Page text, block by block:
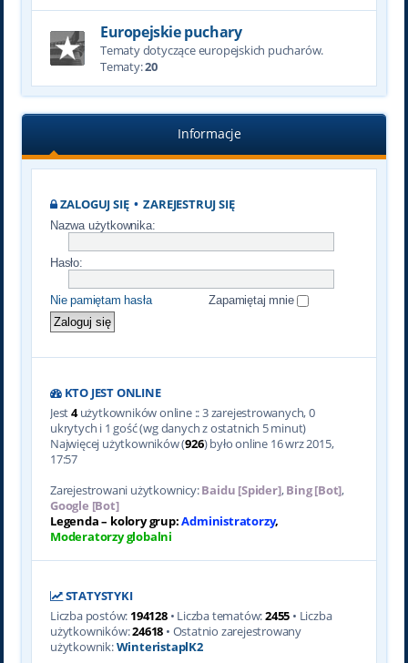
Europejskie puchary
Tematy dotyczące europejskich pucharów.
Tematy:20
Informacje
ZALOGUJ SIĘ•ZAREJESTRUJ SIĘ
Nazwa użytkownika:
Hasło:
Nie pamiętam hasła Zapamiętaj mnie
KTO JEST ONLINE
Jest4użytkowników online :: 3 zarejestrowanych, 0
ukrytych i 1 gość (wg danych z ostatnich 5 minut)
Najwięcej użytkowników (926) było online 16 wrz 2015,
17:57
Zarejestrowani użytkownicy:Baidu [Spider],Bing [Bot],
Google [Bot]
Legenda – kolory grup:Administratorzy,
Moderatorzy globalni
STATYSTYKI
Liczba postów: 194128• Liczba tematów:2455 • Liczba
użytkowników:24618 • Ostatnio zarejestrowany
użytkownik:WinteristaplK2